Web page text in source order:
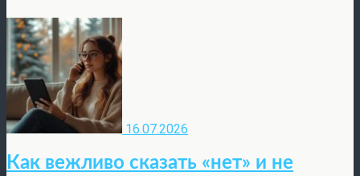
16.07.2026
Как вежливо сказать «нет» и не